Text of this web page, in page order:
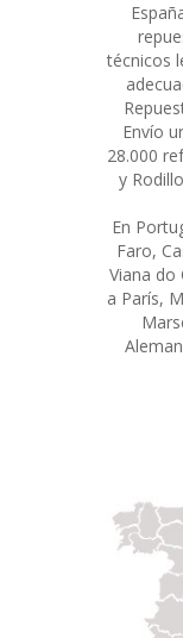
técnicos
Envío
28.000
y
En
Faro,
Viana do
a París,